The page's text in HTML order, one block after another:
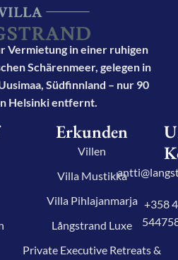
Vermietung in einer ruhigen
Schärenmeer, gelegen in
Südfinnland – nur 90
Helsinki entfernt.
Erkunden
Villen
Villa Mustikka
Villa Pihlajanmarja
Långstrand Luxe
Private Executive Retreats &
+358